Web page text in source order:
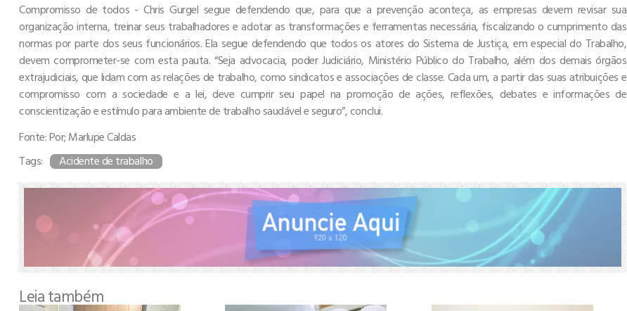
Compromisso de todos - Chris Gurgel segue defendendo que, para que a prevenção aconteça, as empresas devem revisar sua
organização interna, treinar seus trabalhadores e adotar as transformações e ferramentas necessária, fiscalizando o cumprimento das
normas por parte dos seus funcionários. Ela segue defendendo que todos os atores do Sistema de Justiça, em especial do Trabalho,
devem comprometer-se com esta pauta. “Seja advocacia, poder Judiciário, Ministério Público do Trabalho, além dos demais órgãos
extrajudiciais, que lidam com as relações de trabalho, como sindicatos e associações de classe. Cada um, a partir das suas atribuições e
compromisso com a sociedade e a lei, deve cumprir seu papel na promoção de ações, reflexões, debates e informações de
conscientização e estímulo para ambiente de trabalho saudável e seguro”, conclui.
Fonte: Por; Marlupe Caldas
Tags:
Acidente de trabalho
Leia também